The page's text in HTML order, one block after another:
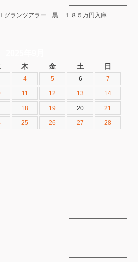
グランツアラー 黒 １８５万円入庫
木 金 土 日
4 5 6 7
11 12 13 14
18 19 20 21
25 26 27 28